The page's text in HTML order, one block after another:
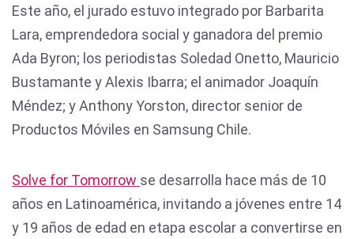
Este año, el jurado estuvo integrado por Barbarita
Lara, emprendedora social y ganadora del premio
Ada Byron; los periodistas Soledad Onetto, Mauricio
Bustamante y Alexis Ibarra; el animador Joaquín
Méndez; y Anthony Yorston, director senior de
Productos Móviles en Samsung Chile.
Solve for Tomorrow se desarrolla hace más de 10
años en Latinoamérica, invitando a jóvenes entre 14
y 19 años de edad en etapa escolar a convertirse en